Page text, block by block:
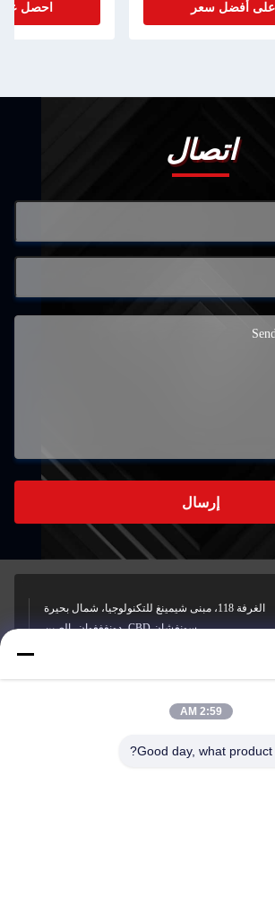
أفضل سعر احصل
اتصال
إرسال
الغرفة 118، مبنى شيمينغ للتكنولوجيا، شمال بحيرة
سونغشان CBD، دونغغغوان، الصين
2:59 AM
Good day, what product